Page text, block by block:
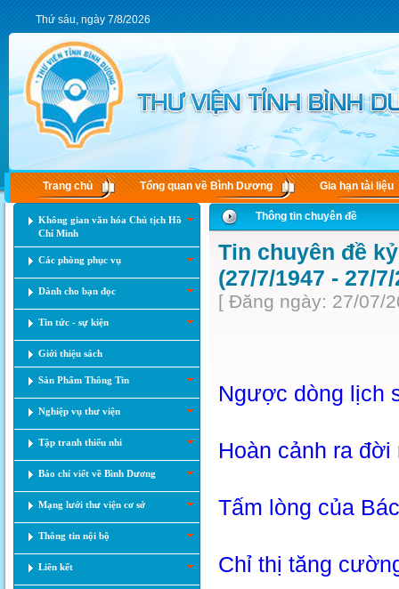
Thứ sáu, ngày 7/8/2026
Trang chủ Tổng quan về Bình Dương Gia hạn tài liệu
Không gian văn hóa Chủ tịch Hồ
Chí Minh
Các phòng phục vụ
Dành cho bạn đọc
Tin tức - sự kiện
Giới thiệu sách
Sản Phẩm Thông Tin
Nghiệp vụ thư viện
Tập tranh thiếu nhi
Báo chí viết về Bình Dương
Mạng lưới thư viện cơ sở
Thông tin nội bộ
Liên kết
Thông tin chuyên đề
Tin chuyên đề
(27/7/1947 - 27/
[ Đăng ngày: 27/07/
Ngược dòng lịch
Hoàn cảnh ra
Tấm lòng của
Chỉ thị tăng